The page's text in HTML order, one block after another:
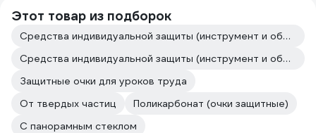
Этот товар из подборок
Средства индивидуальной защиты (инструмент и оборудование для покраски авто)
Средства индивидуальной защиты (инструмент и оборудование для кузовного ремонта)
Защитные очки для уроков труда
От твердых частиц
Поликарбонат (очки защитные)
С панорамным стеклом